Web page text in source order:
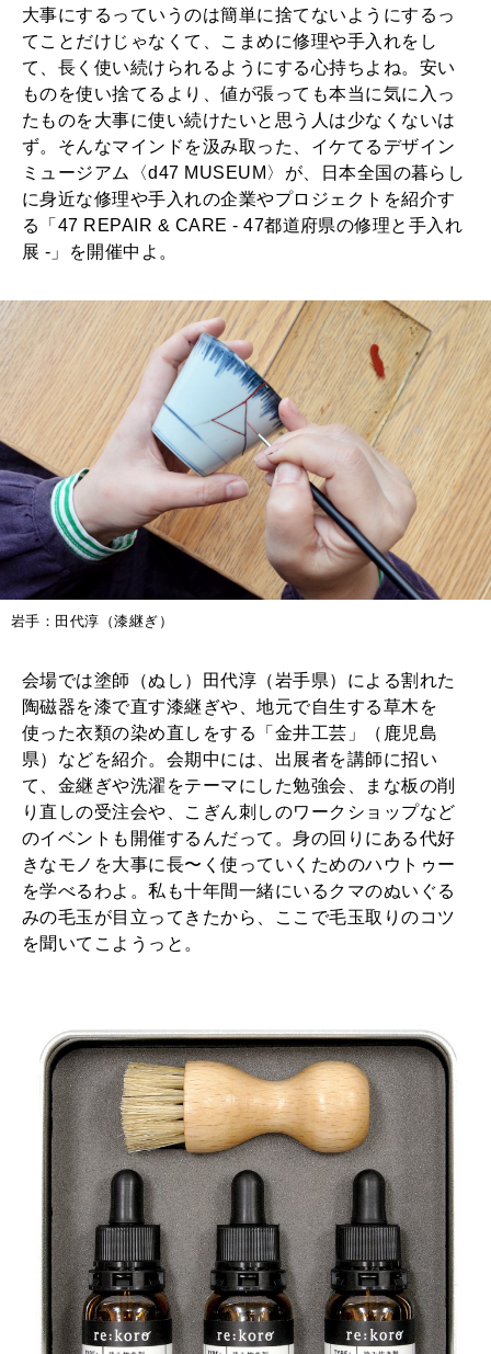
大事にするっていうのは簡単に捨てないようにするっ
てことだけじゃなくて、こまめに修理や手入れをし
て、長く使い続けられるようにする心持ちよね。安い
ものを使い捨てるより、値が張っても本当に気に入っ
たものを大事に使い続けたいと思う人は少なくないは
ず。そんなマインドを汲み取った、イケてるデザイン
ミュージアム〈d47 MUSEUM〉が、日本全国の暮らし
に身近な修理や手入れの企業やプロジェクトを紹介す
る「47 REPAIR & CARE - 47都道府県の修理と手入れ
展 -」を開催中よ。
岩手：田代淳（漆継ぎ）
会場では塗師（ぬし）田代淳（岩手県）による割れた
陶磁器を漆で直す漆継ぎや、地元で自生する草木を
使った衣類の染め直しをする「金井工芸」（鹿児島
県）などを紹介。会期中には、出展者を講師に招い
て、金継ぎや洗濯をテーマにした勉強会、まな板の削
り直しの受注会や、こぎん刺しのワークショップなど
のイベントも開催するんだって。身の回りにある代好
きなモノを大事に長〜く使っていくためのハウトゥー
を学べるわよ。私も十年間一緒にいるクマのぬいぐる
みの毛玉が目立ってきたから、ここで毛玉取りのコツ
を聞いてこようっと。